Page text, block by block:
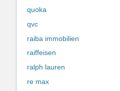
quoka
qvc
raiba immobilien
raiffeisen
ralph lauren
re max